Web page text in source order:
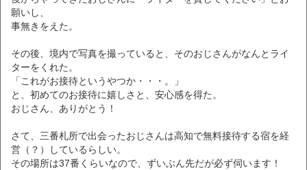
願いし、
事無きをえた。
その後、境内で写真を撮っていると、そのおじさんがなんとライ
ターをくれた。
「これがお接待というやつか・・・。」
と、初めてのお接待に嬉しさと、安心感を得た。
おじさん、ありがとう！
さて、三番札所で出会ったおじさんは高知で無料接待する宿を経
営（？）しているらしい。
その場所は37番くらいなので、ずいぶん先だが必ず伺います！